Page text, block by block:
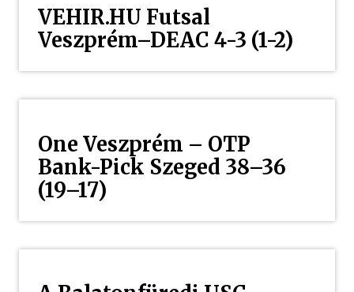
VEHIR.HU Futsal
Veszprém–DEAC 4-3 (1-2)
One Veszprém – OTP
Bank-Pick Szeged 38–36
(19–17)